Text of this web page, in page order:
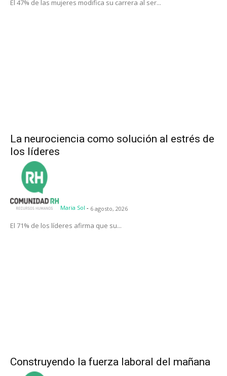
El 47% de las mujeres modifica su carrera al ser...
La neurociencia como solución al estrés de
los líderes
Maria Sol - 6 agosto, 2026
El 71% de los líderes afirma que su...
Construyendo la fuerza laboral del mañana